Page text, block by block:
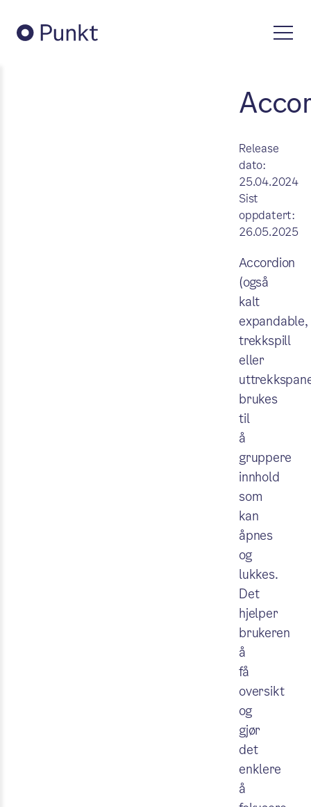
Release
dato:
25.04.2024
Sist
oppdatert:
26.05.2025
Accordion
(også
kalt
expandable,
trekkspill
eller
brukes
til
å
gruppere
innhold
som
kan
åpnes
og
lukkes.
Det
hjelper
brukeren
å
få
oversikt
og
gjør
det
enklere
å